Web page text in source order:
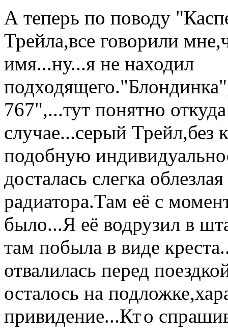
А теперь по поводу
Трейла,все говорили
имя...ну...я не находил
767",...тут понятно
случае...серый Трейл,без
подобную
досталась слегка
радиатора.Там её с
было...Я её водрузил в
там побыла в виде
отвалилась перед
осталось на
привидение...Кто